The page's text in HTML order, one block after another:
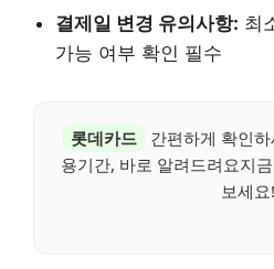
결제일 변경 유의사항: 최
가능 여부 확인 필수
롯데카드
간편하게 확인
용기간, 바로 알려드려요지
보세요!